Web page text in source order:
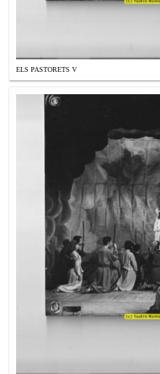
ELS PASTORETS V